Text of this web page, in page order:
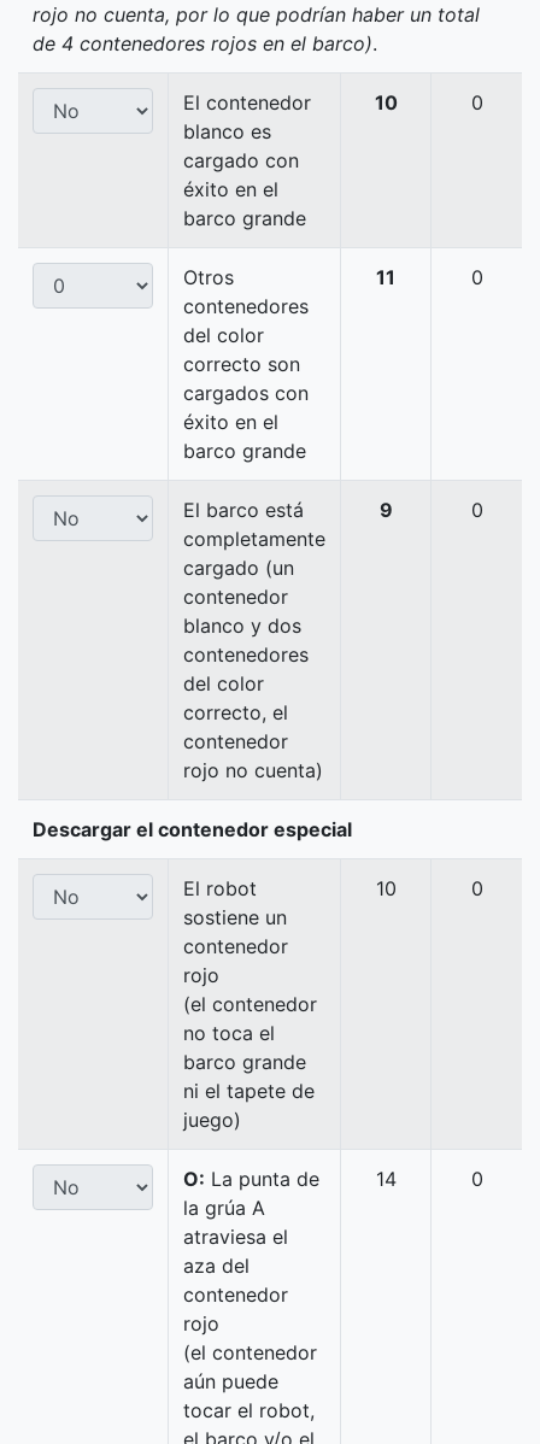
rojo no cuenta, por lo que podrían haber un total
de 4 contenedores rojos en el barco).
El contenedor
blanco es
cargado con
éxito en el
barco grande
10 0
Otros
contenedores
del color
correcto son
cargados con
éxito en el
barco grande
11 0
El barco está
completamente
cargado (un
contenedor
blanco y dos
contenedores
del color
correcto, el
contenedor
rojo no cuenta)
9 0
Descargar el contenedor especial
El robot
sostiene un
contenedor
rojo
(el contenedor
no toca el
barco grande
ni el tapete de
juego)
10 0
O: La punta de
la grúa A
atraviesa el
aza del
contenedor
rojo
(el contenedor
aún puede
tocar el robot,
14 0